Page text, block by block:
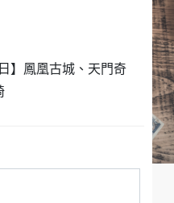
】鳳凰古城、天門奇